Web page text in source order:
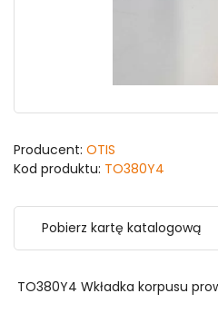
Producent: OTIS
Kod produktu: TO380Y4
Pobierz kartę katalogową
TO380Y4 Wkładka korpusu